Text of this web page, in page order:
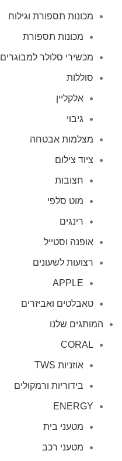
מכונות תספורת וגילוח
מכונות תספורת
מכשירי סלולר למבוגרים
סוללות
אלקליין
גיבוי
מצלמות אבטחה
ציוד צילום
חצובות
מוט סלפי
רינגים
אופנה וסטייל
רצועות לשעונים
APPLE
טאבלטים ואביזרים
המותגים שלנו
CORAL
אוזניות TWS
בידוריות ורמקולים
ENERGY
מטעני בית
מטעני רכב